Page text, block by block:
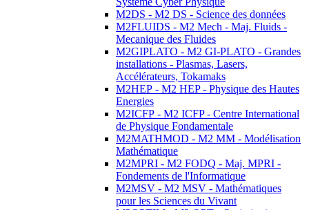
M2DS - M2 DS - Science des données
M2FLUIDS - M2 Mech - Maj. Fluids -
Mecanique des Fluides
M2GIPLATO - M2 GI-PLATO - Grandes
installations - Plasmas, Lasers,
Accélérateurs, Tokamaks
M2HEP - M2 HEP - Physique des Hautes
Energies
M2ICFP - M2 ICFP - Centre International
de Physique Fondamentale
M2MATHMOD - M2 MM - Modélisation
Mathématique
M2MPRI - M2 FODQ - Maj. MPRI -
Fondements de l'Informatique
M2MSV - M2 MSV - Mathématiques
pour les Sciences du Vivant